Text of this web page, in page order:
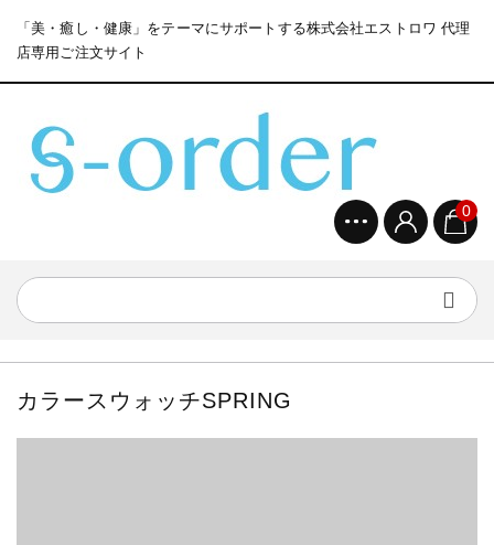
「美・癒し・健康」をテーマにサポートする株式会社エストロワ 代理
店専用ご注文サイト
0
カラースウォッチSPRING